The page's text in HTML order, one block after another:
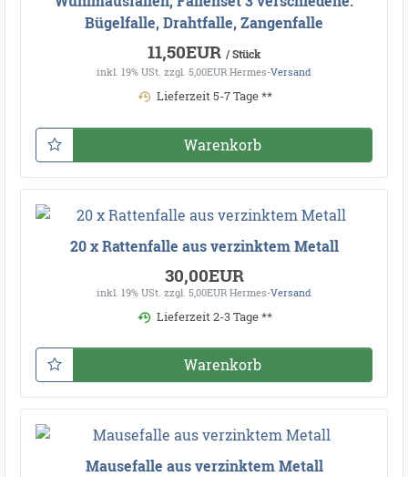
Bügelfalle, Drahtfalle, Zangenfalle
11,50EUR / Stück
inkl. 19% USt. zzgl. 5,00EUR Hermes-Versand
Lieferzeit 5-7 Tage **
Warenkorb
20 x Rattenfalle aus verzinktem Metall
30,00EUR
inkl. 19% USt. zzgl. 5,00EUR Hermes-Versand
Lieferzeit 2-3 Tage **
Warenkorb
Mausefalle aus verzinktem Metall